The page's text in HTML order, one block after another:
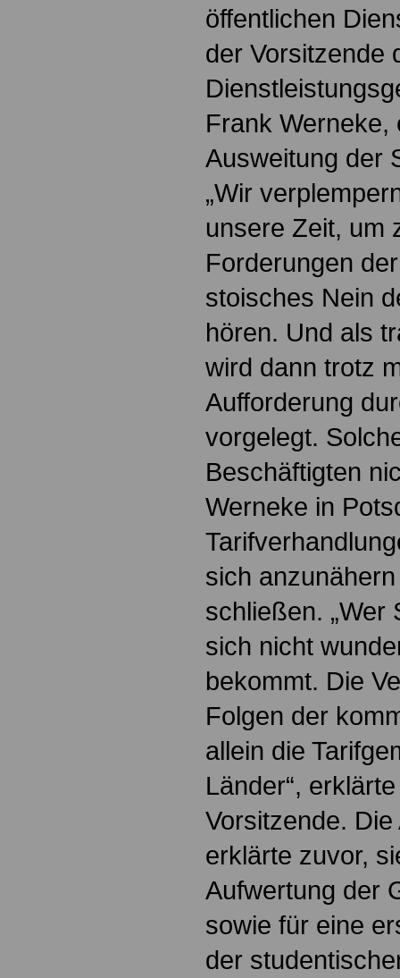
öffentlichen
der Vorsitzende
Frank Werneke,
Ausweitung der
„Wir
unsere Zeit, um
Forderungen
stoisches Nein
hören. Und als
wird dann trotz
Aufforderung
vorgelegt.
Beschäftigten
Werneke in
sich
schließen. „Wer
sich nicht
bekommt. Die
Folgen der
allein die
Länder“,
Vorsitzende.
erklärte zuvor,
Aufwertung der
sowie für eine
der